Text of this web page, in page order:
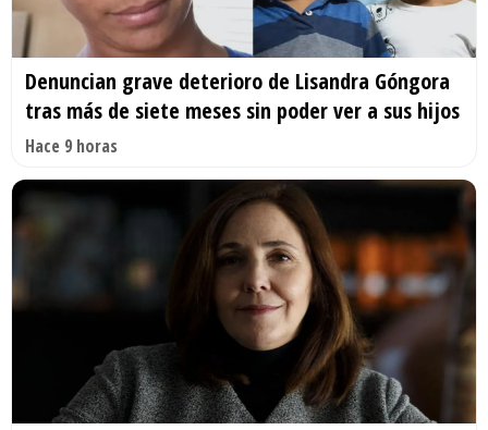
Denuncian grave deterioro de Lisandra Góngora
tras más de siete meses sin poder ver a sus hijos
Hace 9 horas